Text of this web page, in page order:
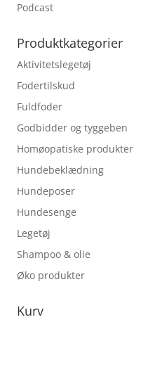
Podcast
Produktkategorier
Aktivitetslegetøj
Fodertilskud
Fuldfoder
Godbidder og tyggeben
Homøopatiske produkter
Hundebeklædning
Hundeposer
Hundesenge
Legetøj
Shampoo & olie
Øko produkter
Kurv